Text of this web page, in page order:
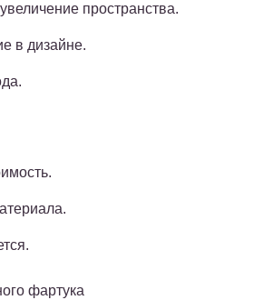
пространства.
в дизайне.
фартука